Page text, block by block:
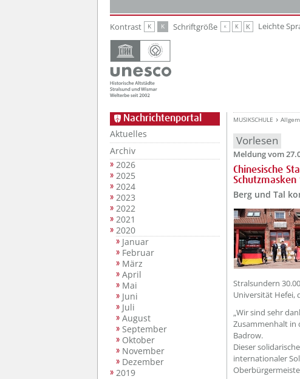
Kontrast K K Schriftgröße K K K Leichte
Nachrichtenportal
Aktuelles
Archiv
2026
2025
2024
2023
2022
2021
2020
Januar
Februar
März
April
Mai
Juni
Juli
August
September
Oktober
November
Dezember
2019
MUSIKSCHULE
Vorlesen
Meldung vom
Chinesische
Berg und Tal
Stralsundern
Universität Hefei,
„Wir sind sehr
Zusammenhalt in
Badrow.
Dieser
internationaler